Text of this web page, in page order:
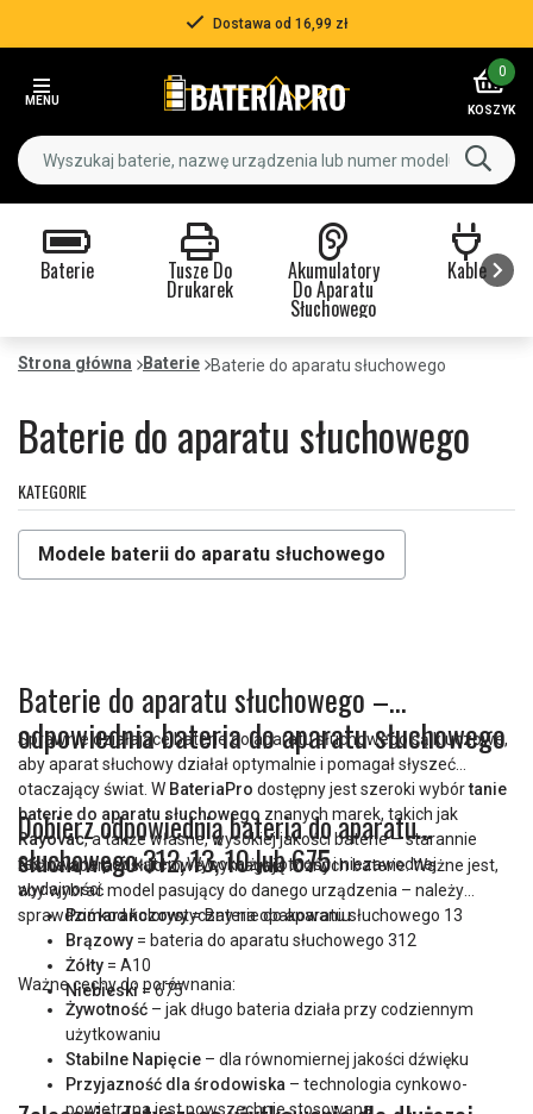
MENU
0
KOSZYK
Baterie Tusze Do
Drukarek
Akumulatory
Do Aparatu
Słuchowego
Kable
Strona główna Baterie Baterie do aparatu słuchowego
Baterie do aparatu słuchowego
KATEGORIE
Modele baterii do aparatu słuchowego
Baterie do aparatu słuchowego –
odpowiednia bateria do aparatu słuchowego
Sprawnie działające baterie do aparatu słuchowego są kluczowe,
aby aparat słuchowy działał optymalnie i pomagał słyszeć
otaczający świat. W BateriaPro dostępny jest szeroki wybórtanie
baterie do aparatu słuchowego znanych marek, takich jak
Rayovac, a także własne, wysokiej jakości baterie – starannie
testowane pod kątem Wysoka żywotność i niezawodnej
wydajności.
Dobierz odpowiednią bateria do aparatu
słuchowego 312, 13, 10 lub 675
Różne aparaty słuchowe wymagają różnych baterie. Ważne jest,
aby wybrać model pasujący do danego urządzenia – należy
sprawdzić kod kolorystyczny na opakowaniu:
Pomarańczowy= Baterie do aparatu słuchowego 13
Brązowy = bateria do aparatu słuchowego 312
Żółty = A10
Niebieski = 675
Ważne cechy do porównania:
Żywotność – jak długo bateria działa przy codziennym
użytkowaniu
Stabilne Napięcie – dla równomiernej jakości dźwięku
Przyjazność dla środowiska – technologia cynkowo-
powietrzna jest powszechnie stosowana